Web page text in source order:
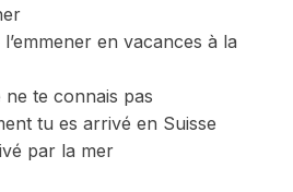
l’emmener en vacances à la
te connais pas
tu es arrivé en Suisse
par la mer